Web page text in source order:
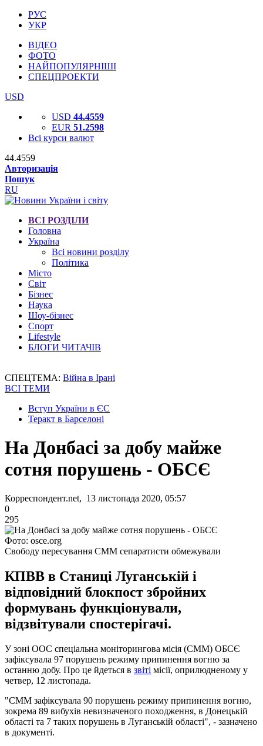
РУС
УКР
ВІДЕО
ФОТО
НАЙПОПУЛЯРНІШІ
СПЕЦПРОЕКТИ
USD
USD 44.4559
EUR 51.2598
Всі курси валют
44.4559
Авторизація
Пошук
RU
ВСІ РОЗДІЛИ
Головна
Україна
Всі новини розділу
Політика
Місто
Світ
Бізнес
Наука
Шоу-бізнес
Спорт
Lifestyle
БЛОГИ ЧИТАЧІВ
СПЕЦТЕМА: Війна в Ірані
ВСІ ТЕМИ
Вступ України в ЄС
Теракт в Барселоні
На Донбасі за добу майже
сотня порушень - ОБСЄ
Корреспондент.net, 13 листопада 2020, 05:57
0
295
Фото: osce.org
Свободу пересування СММ сепаратисти обмежували
КПВВ в Станиці Луганській і
відповідний блокпост збройних
формувань функціонували,
відзвітували спостерігачі.
У зоні ООС спеціальна моніторингова місія (СММ) ОБСЄ
зафіксувала 97 порушень режиму припинення вогню за
останню добу. Про це йдеться в звіті місії, оприлюдненому у
четвер, 12 листопада.
"СММ зафіксувала 90 порушень режиму припинення вогню,
зокрема 89 вибухів невизначеного походження, в Донецькій
області та 7 таких порушень в Луганській області", - зазначено
в документі.